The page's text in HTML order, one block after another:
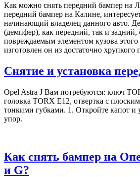
Как можно снять передний бампер на
передний бампер на Калине,
начинающий владелец данного авто.
(демпфер), как передний, так и задний,
повреждаемым элементом кузова этого
изготовлен он из достаточно хрупкого
Снятие и установка
Opel Astra J Вам потребуются: ключ
головка TORX E12, отвертка с
тонкими губками. 1. Откройте капот и
упор.
Как снять бампер на
и G?